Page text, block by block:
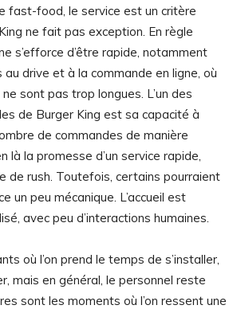
fast-food, le service est un critère
ne fait pas exception. En règle
s’efforce d’être rapide, notamment
drive et à la commande en ligne, où
sont pas trop longues. L’un des
de Burger King est sa capacité à
de commandes de manière
là la promesse d’un service rapide,
de rush. Toutefois, certains pourraient
un peu mécanique. L’accueil est
avec peu d’interactions humaines.
où l’on prend le temps de s’installer,
mais en général, le personnel reste
sont les moments où l’on ressent une